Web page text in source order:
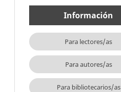
Información
Para lectores/as
Para autores/as
Para bibliotecarios/as